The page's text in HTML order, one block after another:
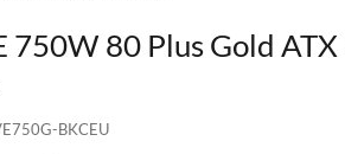
750W 80 Plus Gold ATX
BKCEU